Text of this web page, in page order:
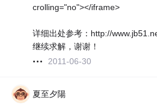
crolling="no"></iframe>
详细出处参考：http://
继续求解，谢谢！
2011-06-30
夏至夕陽